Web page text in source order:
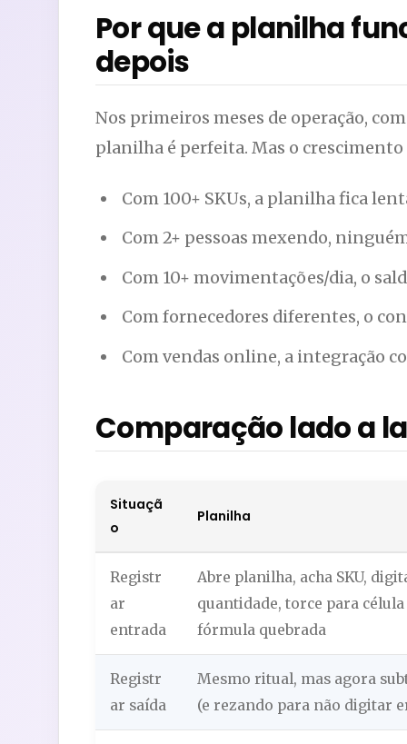
Por que a planilha
depois
Nos primeiros meses de operação,
planilha é perfeita. Mas o crescimento
Com 100+ SKUs, a planilha fica
Com 2+ pessoas mexendo,
Com 10+ movimentações/dia, o
Com fornecedores diferentes, o
Com vendas online, a integração
Comparação lado a
Situaçã
o
Planilha
Registr
ar
entrada
Abre planilha, acha SKU,
quantidade, torce para
fórmula quebrada
Registr
ar saída
Mesmo ritual, mas agora
(e rezando para não digitar